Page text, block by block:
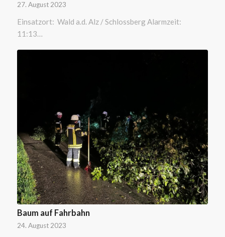
27. August 2023
Einsatzort: Wald a.d. Alz / Schlossberg Alarmzeit:
11:13…
Baum auf Fahrbahn
24. August 2023